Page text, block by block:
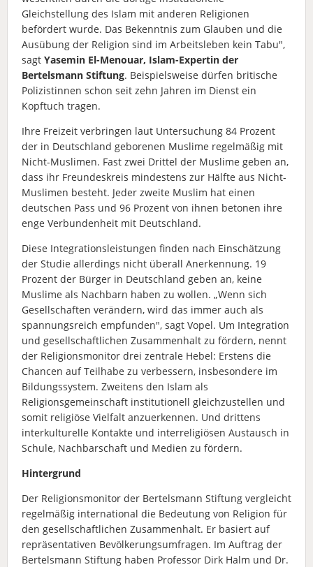
Gleichstellung des Islam mit anderen Religionen
befördert wurde. Das Bekenntnis zum Glauben und die
Ausübung der Religion sind im Arbeitsleben kein Tabu",
sagt Yasemin El-Menouar, Islam-Expertin der
Bertelsmann Stiftung. Beispielsweise dürfen britische
Polizistinnen schon seit zehn Jahren im Dienst ein
Kopftuch tragen.
Ihre Freizeit verbringen laut Untersuchung 84 Prozent
der in Deutschland geborenen Muslime regelmäßig mit
Nicht-Muslimen. Fast zwei Drittel der Muslime geben an,
dass ihr Freundeskreis mindestens zur Hälfte aus Nicht-
Muslimen besteht. Jeder zweite Muslim hat einen
deutschen Pass und 96 Prozent von ihnen betonen ihre
enge Verbundenheit mit Deutschland.
Diese Integrationsleistungen finden nach Einschätzung
der Studie allerdings nicht überall Anerkennung. 19
Prozent der Bürger in Deutschland geben an, keine
Muslime als Nachbarn haben zu wollen. „Wenn sich
Gesellschaften verändern, wird das immer auch als
spannungsreich empfunden", sagt Vopel. Um Integration
und gesellschaftlichen Zusammenhalt zu fördern, nennt
der Religionsmonitor drei zentrale Hebel: Erstens die
Chancen auf Teilhabe zu verbessern, insbesondere im
Bildungssystem. Zweitens den Islam als
Religionsgemeinschaft institutionell gleichzustellen und
somit religiöse Vielfalt anzuerkennen. Und drittens
interkulturelle Kontakte und interreligiösen Austausch in
Schule, Nachbarschaft und Medien zu fördern.
Hintergrund
Der Religionsmonitor der Bertelsmann Stiftung vergleicht
regelmäßig international die Bedeutung von Religion für
den gesellschaftlichen Zusammenhalt. Er basiert auf
repräsentativen Bevölkerungsumfragen. Im Auftrag der
Bertelsmann Stiftung haben Professor Dirk Halm und Dr.